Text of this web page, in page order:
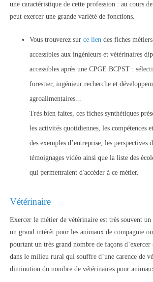
une caractéristique de cette profession : au cours
peut exercer une grande variété de fonctions.
Vous trouverez sur ce lien des fiches
accessibles aux ingénieurs et vétérinaires
accessibles après une CPGE BCPST :
forestier, ingénieur recherche et
agroalimentaires...
Très bien faites, ces fiches synthétiques
les activités quotidiennes, les compétences
des exemples d’entreprise, les perspectives
témoignages vidéo ainsi que la liste des
qui permettraient d'accéder à ce métier.
Vétérinaire
Exercer le métier de vétérinaire est très souvent un
un grand intérêt pour les animaux de compagnie
pourtant un très grand nombre de façons
dans le milieu rural qui souffre d’une carence de
diminution du nombre de vétérinaires pour